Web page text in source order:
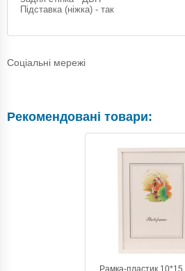
Підставка (ніжка) - так
Соціальні мережі
Рекомендовані товари:
Рамка-пластик 10*15